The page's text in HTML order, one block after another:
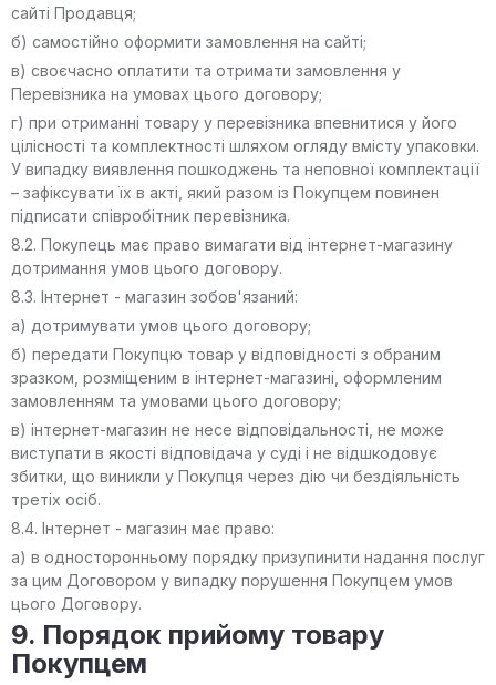
сайті Продавця;
б) самостійно оформити замовлення на сайті;
в) своєчасно оплатити та отримати замовлення у
Перевізника на умовах цього договору;
г) при отриманні товару у перевізника впевнитися у його
цілісності та комплектності шляхом огляду вмісту упаковки.
У випадку виявлення пошкоджень та неповної комплектації
– зафіксувати їх в акті, який разом із Покупцем повинен
підписати співробітник перевізника.
8.2. Покупець має право вимагати від інтернет-магазину
дотримання умов цього договору.
8.3. Інтернет - магазин зобов'язаний:
а) дотримувати умов цього договору;
б) передати Покупцю товар у відповідності з обраним
зразком, розміщеним в інтернет-магазині, оформленим
замовленням та умовами цього договору;
в) інтернет-магазин не несе відповідальності, не може
виступати в якості відповідача у суді і не відшкодовує
збитки, що виникли у Покупця через дію чи бездіяльність
третіх осіб.
8.4. Інтернет - магазин має право:
а) в односторонньому порядку призупинити надання послуг
за цим Договором у випадку порушення Покупцем умов
цього Договору.
9. Порядок прийому товару
Покупцем